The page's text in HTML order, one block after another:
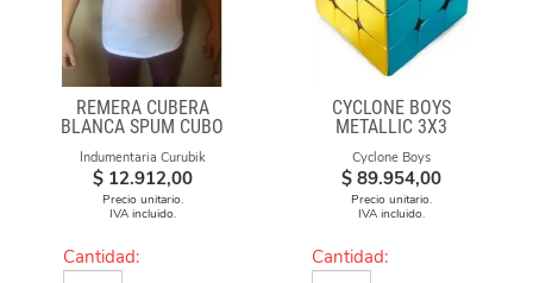
REMERA CUBERA
BLANCA SPUM CUBO
Indumentaria Curubik
$ 12.912,00
Precio unitario.
IVA incluido.
Cantidad:
CYCLONE BOYS
METALLIC 3X3
MAGNETICO MACARON
Cyclone Boys
$ 89.954,00
Precio unitario.
IVA incluido.
Cantidad: